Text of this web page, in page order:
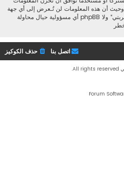
وحيث أن هذه المعلومات لن تُـعرض إلى أي جهة
ثالثة دون علمك، لن يتحمل ”منتدى تجربتي“ ولا phpBB أي مسؤولية حيال محاولة
حذف الكوكيز اتصل بنا